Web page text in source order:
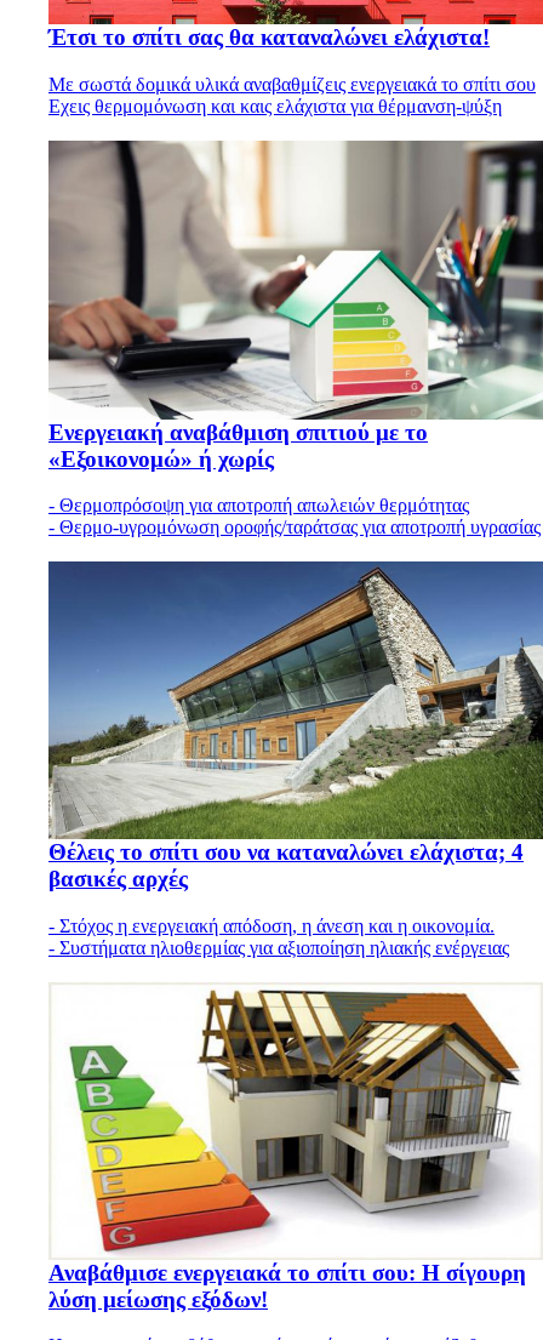
Έτσι το σπίτι σας θα καταναλώνει ελάχιστα!
Με σωστά δομικά υλικά αναβαθμίζεις ενεργειακά το σπίτι σου
Εχεις θερμομόνωση και καις ελάχιστα για θέρμανση-ψύξη
Ενεργειακή αναβάθμιση σπιτιού με το
«Εξοικονομώ» ή χωρίς
- Θερμοπρόσοψη για αποτροπή απωλειών θερμότητας
- Θερμο-υγρομόνωση οροφής/ταράτσας για αποτροπή υγρασίας
Θέλεις το σπίτι σου να καταναλώνει ελάχιστα; 4
βασικές αρχές
- Στόχος η ενεργειακή απόδοση, η άνεση και η οικονομία.
- Συστήματα ηλιοθερμίας για αξιοποίηση ηλιακής ενέργειας
Αναβάθμισε ενεργειακά το σπίτι σου: Η σίγουρη
λύση μείωσης εξόδων!